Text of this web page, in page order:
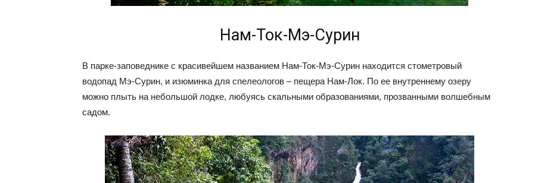
Нам-Ток-Мэ-Сурин
В парке-заповеднике с красивейшем названием Нам-Ток-Мэ-Сурин находится стометровый
водопад Мэ-Сурин, и изюминка для спелеологов – пещера Нам-Лок. По ее внутреннему озеру
можно плыть на небольшой лодке, любуясь скальными образованиями, прозванными волшебным
садом.